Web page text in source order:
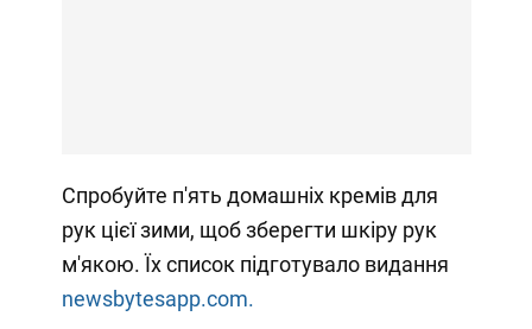
Спробуйте п'ять домашніх кремів для
рук цієї зими, щоб зберегти шкіру рук
м'якою. Їх список підготувало видання
newsbytesapp.com.